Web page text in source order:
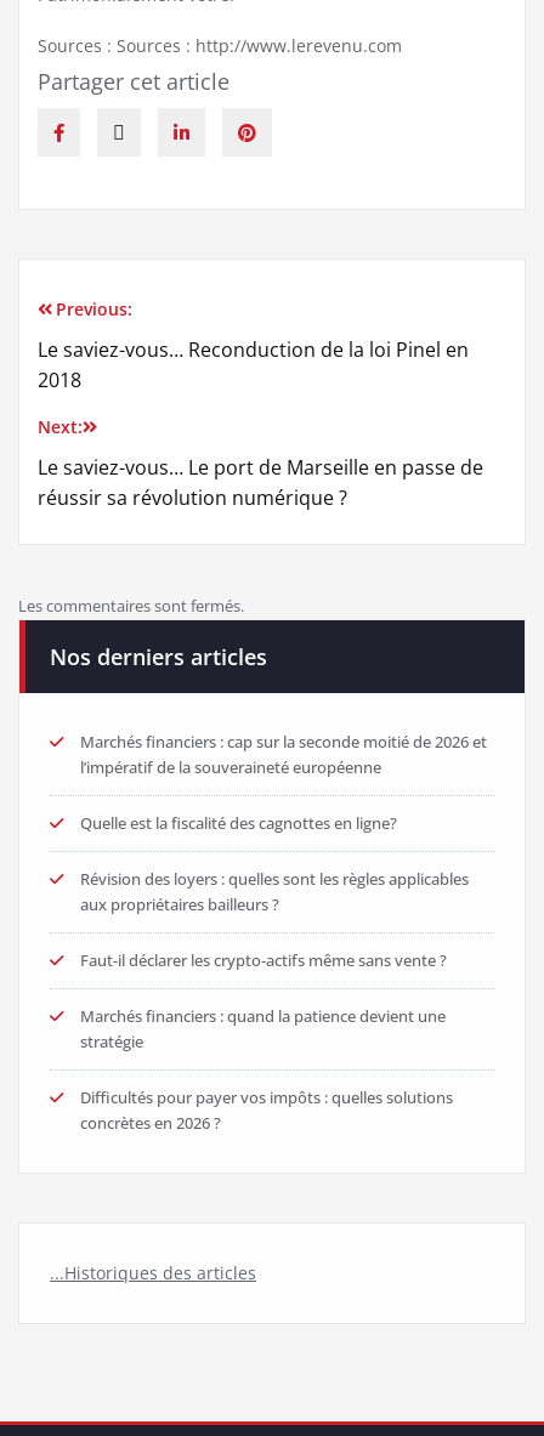
Sources : Sources : http://www.lerevenu.com
Partager cet article
Previous:
Le saviez-vous… Reconduction de la loi Pinel en
2018
Next:
Le saviez-vous… Le port de Marseille en passe de
réussir sa révolution numérique ?
Les commentaires sont fermés.
Nos derniers articles
Marchés financiers : cap sur la seconde moitié de 2026 et
l’impératif de la souveraineté européenne
Quelle est la fiscalité des cagnottes en ligne?
Révision des loyers : quelles sont les règles applicables
aux propriétaires bailleurs ?
Faut-il déclarer les crypto-actifs même sans vente ?
Marchés financiers : quand la patience devient une
stratégie
Difficultés pour payer vos impôts : quelles solutions
concrètes en 2026 ?
...Historiques des articles